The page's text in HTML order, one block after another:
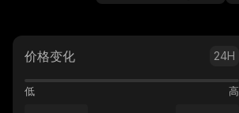
价格变化 24H
低 高